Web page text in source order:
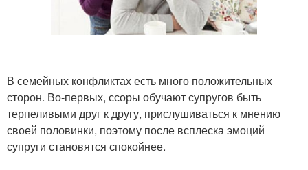
В семейных конфликтах есть много положительных
сторон. Во-первых, ссоры обучают супругов быть
терпеливыми друг к другу, прислушиваться к мнению
своей половинки, поэтому после всплеска эмоций
супруги становятся спокойнее.